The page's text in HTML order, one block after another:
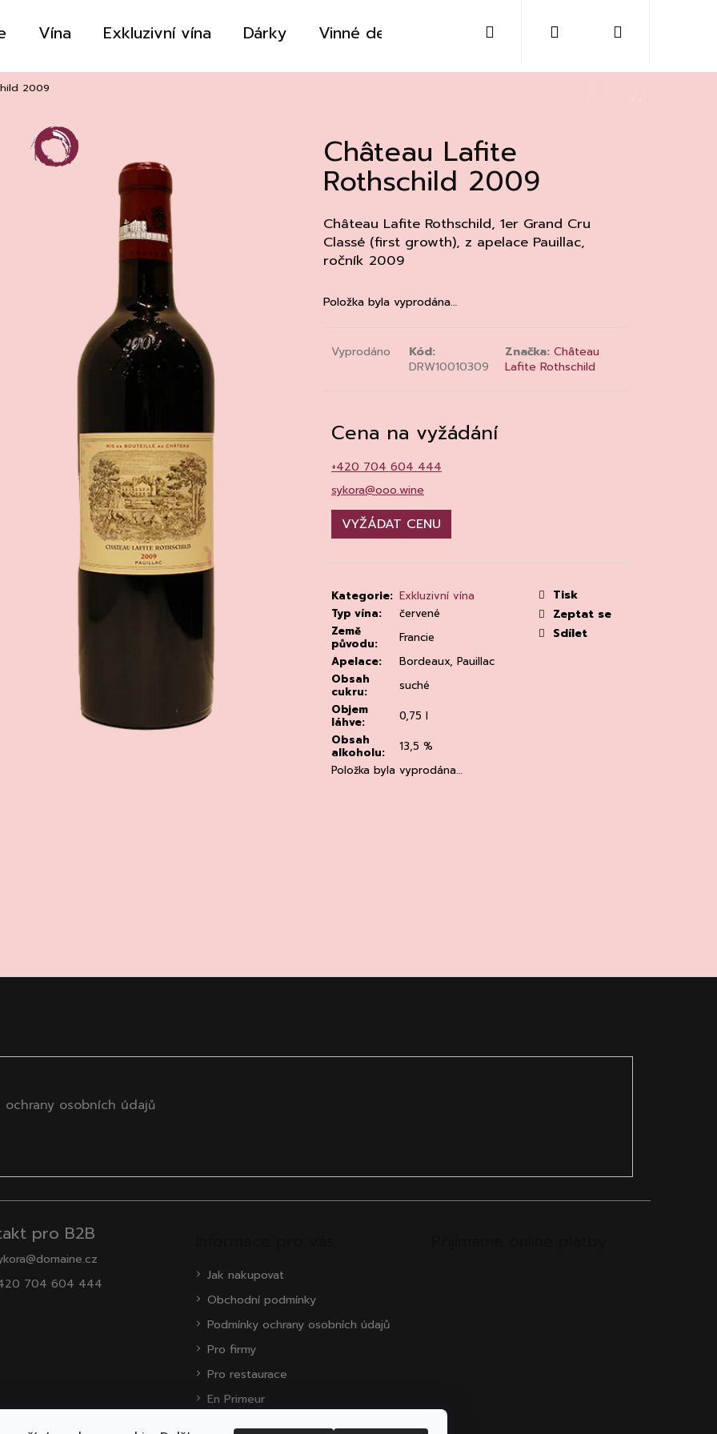
Vína Exkluzivní vína Dárky Vinné destiláty Sklo Doplňky Kontakt
Přihlášení
2009
Château Lafite
Rothschild 2009
Château Lafite Rothschild, 1er Grand Cru
Classé (first growth), z apelace Pauillac,
ročník 2009
Položka byla vyprodána…
Vyprodáno
Kód:
DRW10010309
Značka: Château
Lafite Rothschild
Cena na vyžádání
+420 704 604 444
sykora@ooo.wine
VYŽÁDAT CENU
Kategorie: Exkluzivní vína
Typ vína:
červené
Země
původu:
Francie
Apelace:
Bordeaux, Pauillac
Obsah
cukru:
suché
Objem
láhve:
0,75 l
Obsah
alkoholu:
13,5 %
Položka byla vyprodána…
Tisk
Zeptat se
Sdílet
Co potřebujete najít?
Doporučujeme
CHATELDON, VODA PERLIVÁ
DEGUSTACE DOMAINE 'ALZIPRATU
ochrany osobních údajů
pro B2B
704 604 444
Jak nakupovat
Obchodní podmínky
Podmínky ochrany osobních údajů
Pro firmy
Pro restaurace
En Primeur